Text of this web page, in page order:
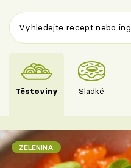
Těstoviny Sladké
ZELENINA